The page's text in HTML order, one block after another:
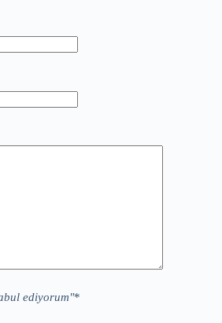
ediyorum"*